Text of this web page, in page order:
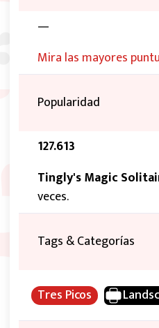
—
Mira las mayores
Popularidad
127.613
Tingly's Magic
veces.
Tags & Categorías
Tres Picos